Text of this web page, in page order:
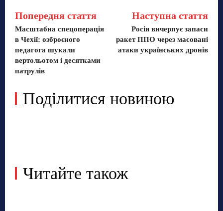
Попередня стаття
Масштабна спецоперація
в Чехії: озброєного
педагога шукали
вертольотом і десятками
патрулів
Наступна стаття
Росія вичерпує запаси
ракет ППО через масовані
атаки українських дронів
Поділитися новиною
Читайте також